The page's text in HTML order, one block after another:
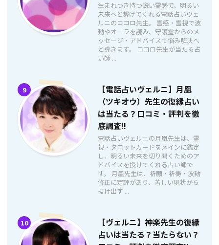
生まれつき持つ鋭い霊感で、明るい
未来へと繋げてくれる電話占いヴェ
ルニのココロ先生。 霊感・霊視で波
動やオーラを読み、守護霊からのメ
ッセージ・アドバイスで悩み解決へ
と導きます。 ココロ先生が当たる占
い師 ...
9
【電話占いヴェルニ】月凰
（ツキオウ）先生の復縁占い
は当たる？口コミ・評判を徹
底調査!!
電話占いヴェルニの月凰先生は、霊
視・タロットカードをメインに鑑定
し、明るい未来を切り開くためのア
ドバイスを授けてくれる占い師で
す。 月凰先生は、祈願・祈祷・波動
修正に定評があり、苦しい現状から
抜け出す ...
10
【ヴェルニ】神楽先生の復縁
占いは当たる？当たらない？